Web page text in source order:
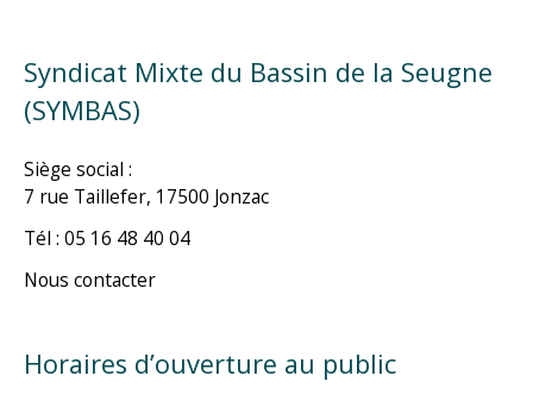
Syndicat Mixte du Bassin de la Seugne
(SYMBAS)
Siège social :
7 rue Taillefer, 17500 Jonzac
Tél : 05 16 48 40 04
Nous contacter
Horaires d’ouverture au public